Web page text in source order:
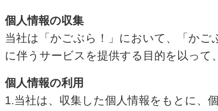
個人情報の収集
当社は「かごぶら！」において、「か
に伴うサービスを提供する目的を以って
個人情報の利用
1.当社は、収集した個人情報をもとに、